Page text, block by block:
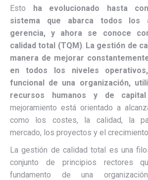
Esto ha evolucionado hasta
sistema que abarca todos los
gerencia, y ahora se conoce
calidad total (TQM). La gestión de
manera de mejorar
en todos los niveles
funcional de una organización,
recursos humanos y de capital
mejoramiento está orientado a
como los costes, la calidad, la
mercado, los proyectos y el
La gestión de calidad total es una
conjunto de principios rectores
fundamento de una